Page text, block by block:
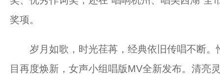
奖项。
岁月如歌，时光荏苒，经典依旧传唱不断。
目再度焕新，女声小组唱版MV全新发布。清亮